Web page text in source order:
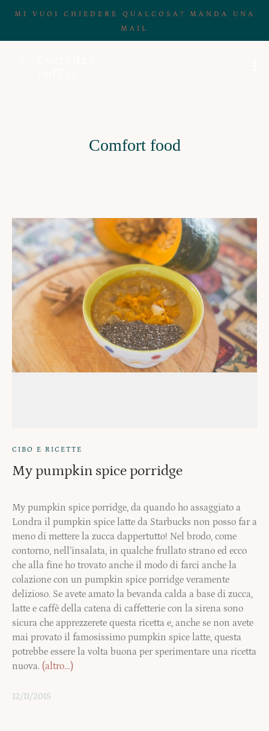
MI VUOI CHIEDERE QUALCOSA? MANDA UNA
MAIL
Comfort food
CIBO E RICETTE
My pumpkin spice porridge
My pumpkin spice porridge, da quando ho assaggiato a
Londra il pumpkin spice latte da Starbucks non posso far a
meno di mettere la zucca dappertutto! Nel brodo, come
contorno, nell’insalata, in qualche frullato strano ed ecco
che alla fine ho trovato anche il modo di farci anche la
colazione con un pumpkin spice porridge veramente
delizioso. Se avete amato la bevanda calda a base di zucca,
latte e caffè della catena di caffetterie con la sirena sono
sicura che apprezzerete questa ricetta e, anche se non avete
mai provato il famosissimo pumpkin spice latte, questa
potrebbe essere la volta buona per sperimentare una ricetta
nuova. (altro…)
12/11/2015